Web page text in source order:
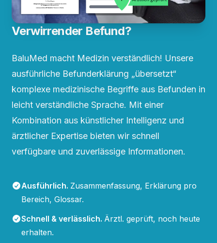
Verwirrender Befund?
BaluMed macht Medizin verständlich! Unsere
ausführliche Befunderklärung „übersetzt“
komplexe medizinische Begriffe aus Befunden in
leicht verständliche Sprache. Mit einer
Kombination aus künstlicher Intelligenz und
ärztlicher Expertise bieten wir schnell
verfügbare und zuverlässige Informationen.
Ausführlich. Zusammenfassung, Erklärung pro
Bereich, Glossar.
Schnell & verlässlich. Ärztl. geprüft, noch heute
erhalten.